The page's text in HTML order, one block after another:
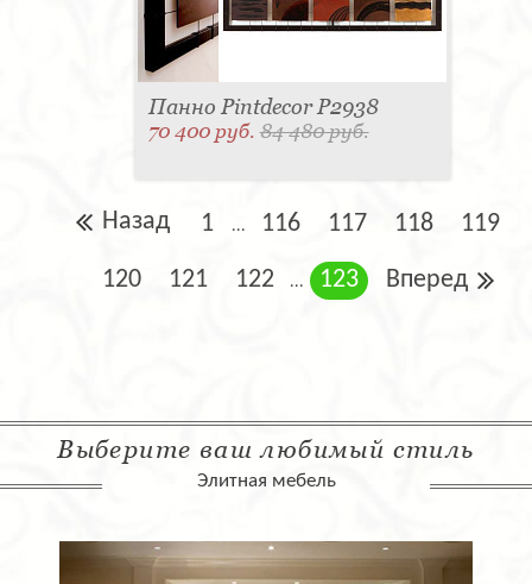
Панно Pintdecor P2938
70 400 руб.84 480 руб.
Назад 1 ... 116 117 118 119
120 121 122 ... 123 Вперед
Выберите ваш любимый стиль
Элитная мебель